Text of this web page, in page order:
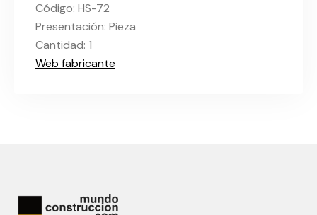
Código: HS-72
Presentación: Pieza
Cantidad: 1
Web fabricante